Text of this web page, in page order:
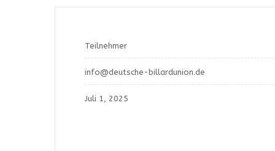
Teilnehmer
info@deutsche-billardunion.de
Juli 1, 2025